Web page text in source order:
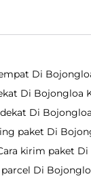
Di
Di Bojongloa
Di
paket Di
kirim paket
Di